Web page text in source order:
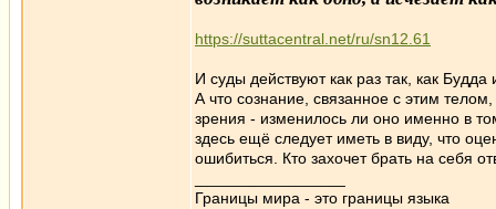
https://suttacentral.net/ru/sn12.61
И суды действуют как раз так, как
А что сознание, связанное с этим
зрения - изменилось ли оно именно в
здесь ещё следует иметь в виду, что
ошибиться. Кто захочет брать на себя
Границы мира - это границы языка